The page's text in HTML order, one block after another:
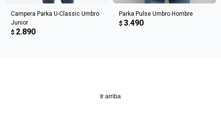
Campera Parka U-Classic Umbro
Junior
$ 2.890
Parka Pulse Umbro Hombre
$ 3.490
Ir arriba